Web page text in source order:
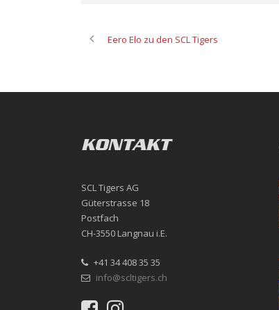
Eero Elo zu den SCL Tigers
KONTAKT
SCL Tigers AG
Güterstrasse 18
Postfach
CH-3550 Langnau i.E.
+41 34 408 35 35
info@scltigers.ch